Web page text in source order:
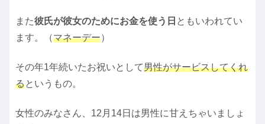
また彼氏が彼女のためにお金を使う日 ともいわれてい
ます。（マネーデー）
その年1年続いたお祝いとして男性がサービスしてくれ
るというもの。
女性のみなさん、12月14日は男性に甘えちゃいましょ